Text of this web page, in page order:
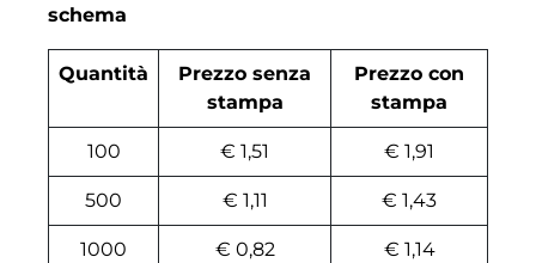
schema
Quantità
Prezzo senza
stampa
Prezzo con
stampa
100 € 1,51 € 1,91
500 € 1,11 € 1,43
1000 € 0,82 € 1,14